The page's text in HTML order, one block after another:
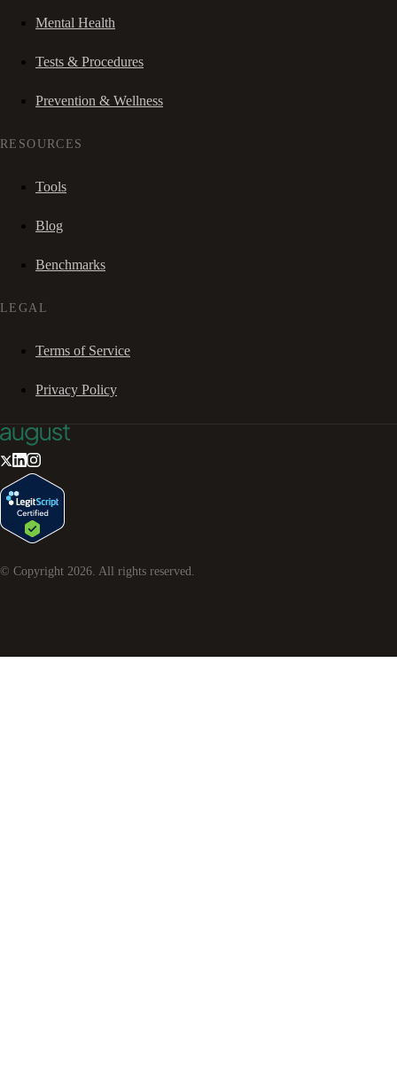
Mental Health
Tests & Procedures
Prevention & Wellness
RESOURCES
Tools
Blog
Benchmarks
LEGAL
Terms of Service
Privacy Policy
© Copyright 2026. All rights reserved.